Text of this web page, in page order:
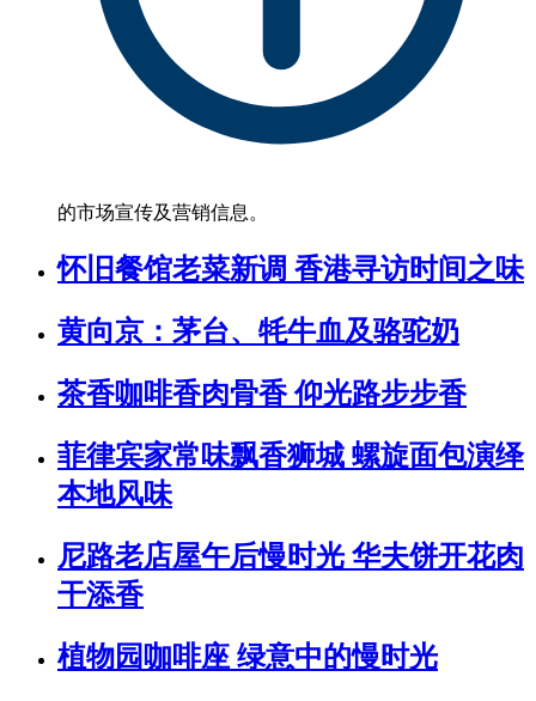
的市场宣传及营销信息。
怀旧餐馆老菜新调 香港寻访时间之味
黄向京：茅台、牦牛血及骆驼奶
茶香咖啡香肉骨香 仰光路步步香
菲律宾家常味飘香狮城 螺旋面包演绎
本地风味
尼路老店屋午后慢时光 华夫饼开花肉
干添香
植物园咖啡座 绿意中的慢时光